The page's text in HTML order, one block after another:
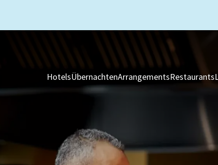
HotelsÜbernachtenArrangementsRestaurants